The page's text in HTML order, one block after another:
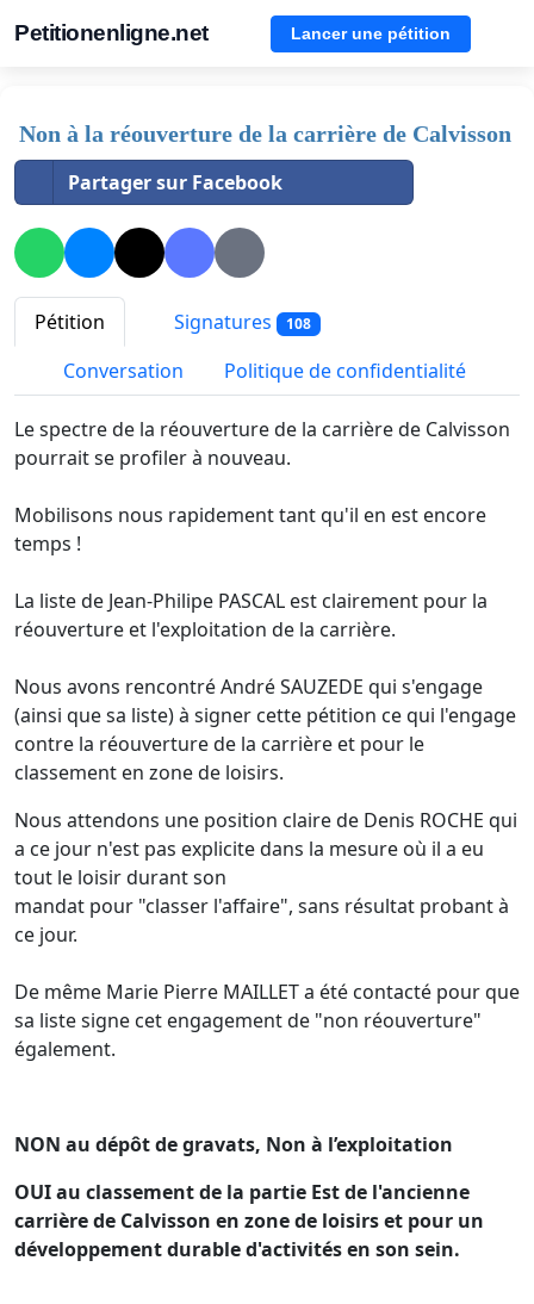
Petitionenligne.net Lancer une pétition
Non à la réouverture de la carrière de Calvisson
Partager sur Facebook
Pétition Signatures 108
Conversation Politique de confidentialité
Le spectre de la réouverture de la carrière de Calvisson
pourrait se profiler à nouveau.
Mobilisons nous rapidement tant qu'il en est encore
temps !
La liste de Jean-Philipe PASCAL est clairement pour la
réouverture et l'exploitation de la carrière.
Nous avons rencontré André SAUZEDE qui s'engage
(ainsi que sa liste) à signer cette pétition ce qui l'engage
contre la réouverture de la carrière et pour le
classement en zone de loisirs.
Nous attendons une position claire de Denis ROCHE qui
a ce jour n'est pas explicite dans la mesure où il a eu
tout le loisir durant son
mandat pour "classer l'affaire", sans résultat probant à
ce jour.
De même Marie Pierre MAILLET a été contacté pour que
sa liste signe cet engagement de "non réouverture"
également.
NON au dépôt de gravats, Non à l’exploitation
OUI au classement de la partie Est de l'ancienne
carrière de Calvisson en zone de loisirs et pour un
développement durable d'activités en son sein.